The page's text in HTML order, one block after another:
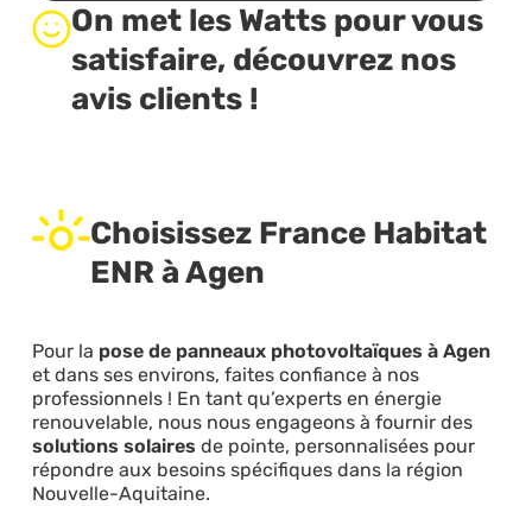
On met les Watts pour vous
satisfaire, découvrez nos
avis clients !
Choisissez France Habitat
ENR à Agen
Pour la pose de panneaux photovoltaïques à Agen
et dans ses environs, faites confiance à nos
professionnels ! En tant qu’experts en énergie
renouvelable, nous nous engageons à fournir des
solutions solaires de pointe, personnalisées pour
répondre aux besoins spécifiques dans la région
Nouvelle-Aquitaine.